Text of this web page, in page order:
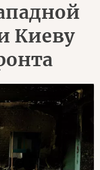
Киеву